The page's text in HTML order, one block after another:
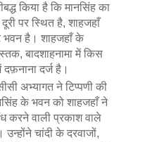
किया है कि मानसिंह का
पर स्थित है, शाहजहाँ
है। शाहजहाँ के
बादशाहनामा में किस
दर्ज है।
अभ्यागत ने टिप्पणी की
के भवन को शाहजहाँ ने
करने वाली प्रकाश वाले
चांदी के दरवाजों,